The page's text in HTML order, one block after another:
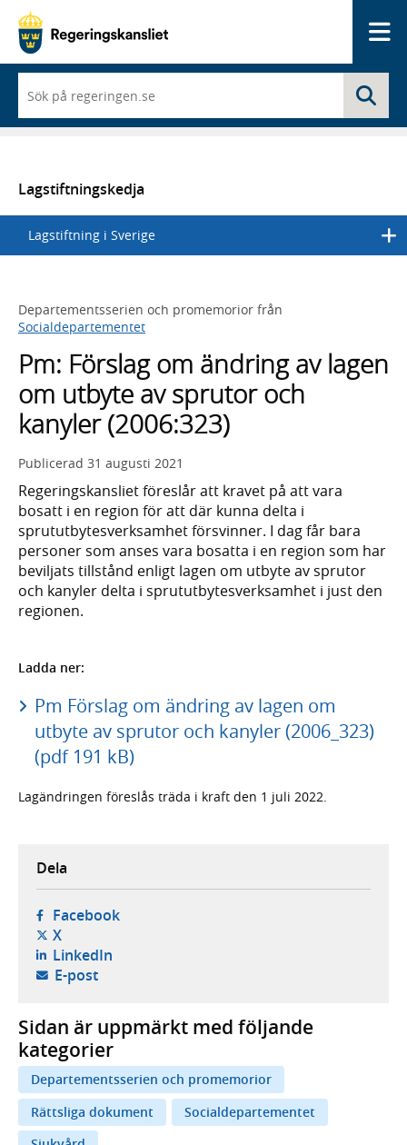
du
börjar
skriva
en
lista
med
sökförslag
Lagstiftningskedja
Lagstiftning i Sverige
Departementsserien och promemorior från
Socialdepartementet
Pm: Förslag om ändring av lagen
om utbyte av sprutor och
kanyler (2006:323)
Publicerad 31 augusti 2021
Regeringskansliet föreslår att kravet på att vara
bosatt i en region för att där kunna delta i
sprututbytesverksamhet försvinner. I dag får bara
personer som anses vara bosatta i en region som har
beviljats tillstånd enligt lagen om utbyte av sprutor
och kanyler delta i sprututbytesverksamhet i just den
regionen.
Ladda ner:
Pm Förslag om ändring av lagen om
utbyte av sprutor och kanyler (2006_323)
(pdf 191 kB)
Lagändringen föreslås träda i kraft den 1 juli 2022.
Dela
Facebook- öppnas i ny flik, extern webbplats,
X- öppnas i ny flik, extern webbplats,
LinkedIn- öppnas i ny flik, extern webbplats,
E-post- öppnar din e-postklient,
Sidan är uppmärkt med följande
kategorier
Departementsserien och promemorior
Rättsliga dokument
Socialdepartementet